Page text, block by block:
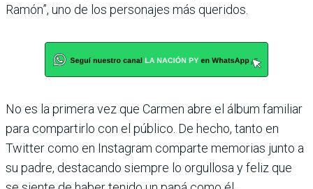
Ramón”, uno de los personajes más queridos.
No es la primera vez que Carmen abre el álbum familiar
para compartirlo con el público. De hecho, tanto en
Twitter como en Instagram comparte memorias junto a
su padre, destacando siempre lo orgullosa y feliz que